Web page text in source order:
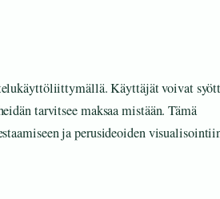
Käyttäjät voivat
tarvitsee maksaa mistään. Tämä
ja perusideoiden